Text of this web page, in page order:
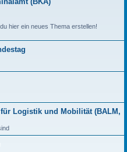
du hier ein neues Thema erstellen!
Logistik und Mobilität (BALM,